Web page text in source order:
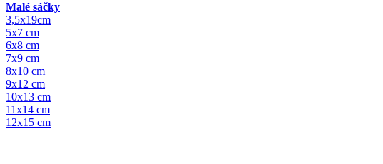
Malé sáčky
3,5x19cm
5x7 cm
6x8 cm
7x9 cm
8x10 cm
9x12 cm
10x13 cm
11x14 cm
12x15 cm